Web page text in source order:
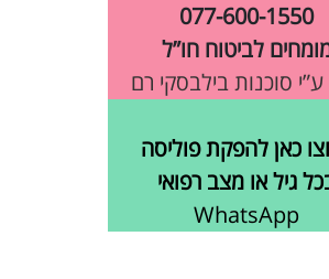
077-600-1550
לביטוח חו”ל
ע”י סוכנות בילבסקי רם
כאן להפקת פוליסה
גיל או מצב רפואי
WhatsApp